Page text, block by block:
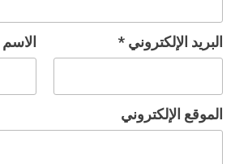
الاسم البريد الإلكتروني *
الموقع الإلكتروني